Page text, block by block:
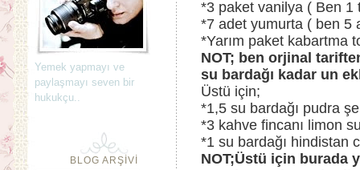
*3 paket vanilya ( Ben 1
*7 adet yumurta ( ben 5
*Yarım paket kabartma
NOT; ben orjinal
su bardağı kadar un
Üstü için;
*1,5 su bardağı pudra
*3 kahve fincanı limon
*1 su bardağı hindistan
NOT;Üstü için burada
Yemek yapmayı ve
paylaşmayı seven bir
hukukçu..
BLOG ARŞİVİ